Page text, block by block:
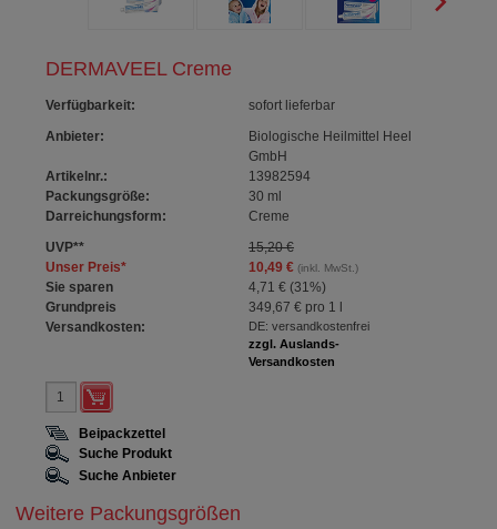
DERMAVEEL Creme
Verfügbarkeit:
sofort lieferbar
Anbieter:
Biologische Heilmittel Heel
GmbH
Artikelnr.:
13982594
Packungsgröße:
30 ml
Darreichungsform:
Creme
UVP**
15,20 €
Unser Preis* 10,49 €(inkl. MwSt.)
Sie sparen 4,71 € (31%)
Grundpreis
349,67 €pro 1 l
Versandkosten:
DE: versandkostenfrei
zzgl. Auslands-
Versandkosten
Beipackzettel
Suche Produkt
Suche Anbieter
Weitere Packungsgrößen